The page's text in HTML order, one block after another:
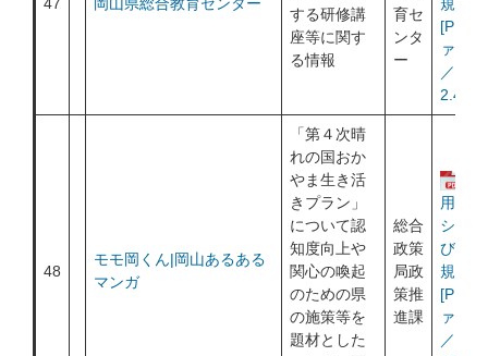
する研修講
座等に関す
る情報
育セ
ンタ
ー
規約
[PDF
ァイル
／
2.4MB]
48
モモ岡くん|岡山あるある
マンガ
「第４次晴
れの国おか
やま生き活
きプラン」
について認
知度向上や
関心の喚起
のための県
の施策等を
題材とした
総合
政策
局政
策推
進課
用ポリ
シー及
び利用
規約
[PDF
ァイル
／